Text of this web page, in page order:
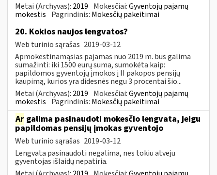
Metai (Archyvas): 2019 Mokesčiai:Gyventojų pajamų
mokestis Pagrindinis: Mokesčių pakeitimai
20. Kokios naujos lengvatos?
Web turinio sąrašas 2019-03-12
Apmokestinamąsias pajamas nuo 2019 m. bus galima
sumažinti: iki 1500 eurų suma, sumokėta kaip:
papildomos gyventojų įmokos į II pakopos pensijų
kaupimą, kurios yra didesnės negu 3 procentai šio...
Metai (Archyvas): 2019 Mokesčiai:Gyventojų pajamų
mokestis Pagrindinis: Mokesčių pakeitimai
Ar galima pasinaudoti mokesčio lengvata, jeigu
papildomas pensijų įmokas gyventojo
Web turinio sąrašas 2019-03-12
Lengvata pasinaudoti negalima, nes tokiu atveju
gyventojas išlaidų nepatiria.